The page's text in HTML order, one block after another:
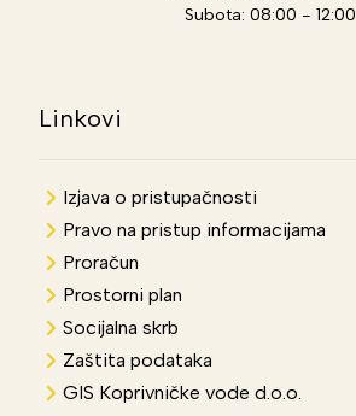
Subota: 08:00 - 12:00
Linkovi
Izjava o pristupačnosti
Pravo na pristup informacijama
Proračun
Prostorni plan
Socijalna skrb
Zaštita podataka
GIS Koprivničke vode d.o.o.